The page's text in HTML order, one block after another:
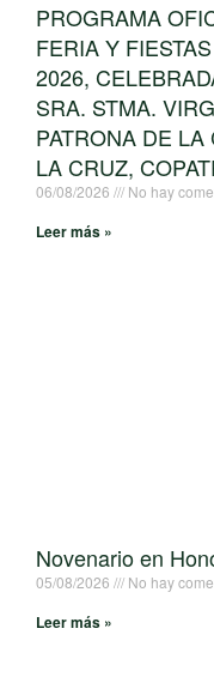
PROGRAMA
FERIA Y
2026,
SRA. STMA.
PATRONA DE
LA CRUZ,
06/08/2026 No hay
Leer más »
Novenario en
05/08/2026 No hay
Leer más »